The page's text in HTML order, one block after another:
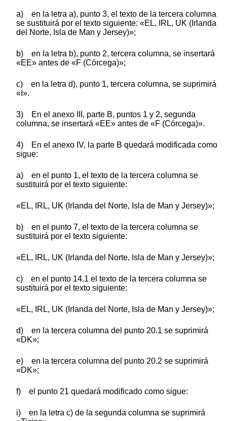
a) en la letra a), punto 3, el texto de la tercera columna
se sustituirá por el texto siguiente: «EL, IRL, UK (Irlanda
del Norte, Isla de Man y Jersey)»;
b) en la letra b), punto 2, tercera columna, se insertará
«EE» antes de «F (Córcega)»;
c) en la letra d), punto 1, tercera columna, se suprimirá
«I».
3) En el anexo III, parte B, puntos 1 y 2, segunda
columna, se insertará «EE» antes de «F (Córcega)».
4) En el anexo IV, la parte B quedará modificada como
sigue:
a) en el punto 1, el texto de la tercera columna se
sustituirá por el texto siguiente:
«EL, IRL, UK (Irlanda del Norte, Isla de Man y Jersey)»;
b) en el punto 7, el texto de la tercera columna se
sustituirá por el texto siguiente:
«EL, IRL, UK (Irlanda del Norte, Isla de Man y Jersey)»;
c) en el punto 14.1 el texto de la tercera columna se
sustituirá por el texto siguiente:
«EL, IRL, UK (Irlanda del Norte, Isla de Man y Jersey)»;
d) en la tercera columna del punto 20.1 se suprimirá
«DK»;
e) en la tercera columna del punto 20.2 se suprimirá
«DK»;
f) el punto 21 quedará modificado como sigue:
i) en la letra c) de la segunda columna se suprimirá